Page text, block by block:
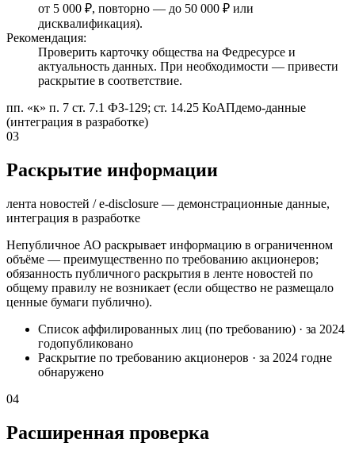
от 5 000 ₽, повторно — до 50 000 ₽ или
дисквалификация).
Рекомендация:
Проверить карточку общества на Федресурсе и
актуальность данных. При необходимости — привести
раскрытие в соответствие.
пп. «к» п. 7 ст. 7.1 ФЗ-129; ст. 14.25 КоАПдемо-данные
(интеграция в разработке)
03
Раскрытие информации
лента новостей / e-disclosure — демонстрационные данные,
интеграция в разработке
Непубличное АО раскрывает информацию в ограниченном
объёме — преимущественно по требованию акционеров;
обязанность публичного раскрытия в ленте новостей по
общему правилу не возникает (если общество не размещало
ценные бумаги публично).
Список аффилированных лиц (по требованию) · за 2024
годопубликовано
Раскрытие по требованию акционеров · за 2024 годне
обнаружено
04
Расширенная проверка